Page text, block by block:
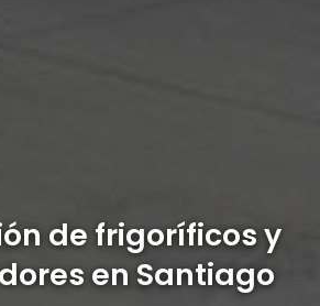
de frigoríficos y
en Santiago